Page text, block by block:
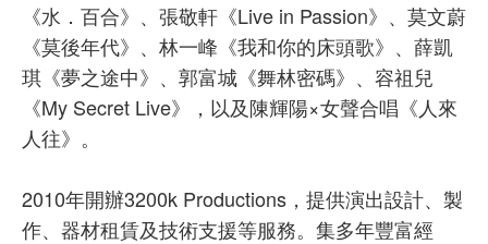
《水．百合》、張敬軒《Live in Passion》、莫文蔚
《莫後年代》、林一峰《我和你的床頭歌》、薛凱
琪《夢之途中》、郭富城《舞林密碼》、容祖兒
《My Secret Live》，以及陳輝陽×女聲合唱《人來
人往》。
2010年開辦3200k Productions，提供演出設計、製
作、器材租賃及技術支援等服務。集多年豐富經